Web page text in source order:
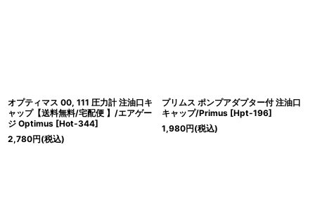
オプティマス 00, 111 圧力計 注油口キ
ャップ【送料無料/宅配便 】/エアゲー
ジ Optimus [Hot-344]
2,780円(税込)
プリムス ポンプアダプター付 注油口
キャップ/Primus [Hpt-196]
1,980円(税込)